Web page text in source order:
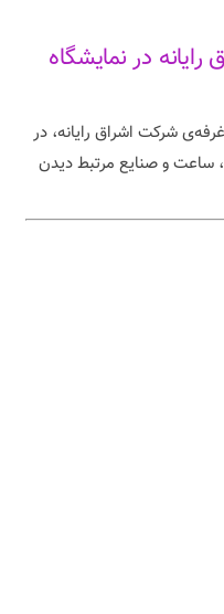
در نمایشگاه
شرکت اشراق رایانه، در
، ساعت و صنایع مرتبط دیدن